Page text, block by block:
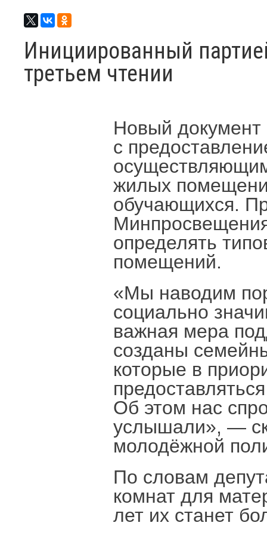
Инициированный
третьем чтении
Новый документ
с
жилых
обучающихся.
определять
помещений.
«Мы наводим
социально
важная мера
созданы
которые в
Об этом нас
услышали», —
молодёжной
По словам
комнат для
лет их станет